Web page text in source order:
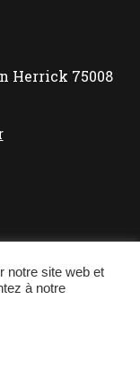
Herrick 75008
notre site web et
à notre